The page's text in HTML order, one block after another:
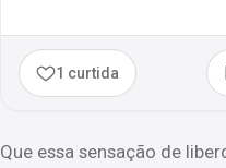
1 curtida
Que essa sensação de